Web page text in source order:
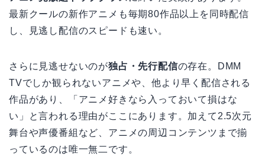
最新クールの新作アニメも毎期80作品以上を同時配信
し、見逃し配信のスピードも速い。
さらに見逃せないのが独占・先行配信の存在。DMM
TVでしか観られないアニメや、他より早く配信される
作品があり、「アニメ好きなら入っておいて損はな
い」と言われる理由がここにあります。加えて2.5次元
舞台や声優番組など、アニメの周辺コンテンツまで揃
っているのは唯一無二です。